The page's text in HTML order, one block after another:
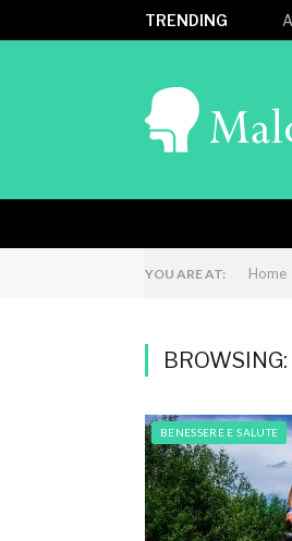
TRENDING
YOU ARE AT: Home
BROWSING:
BENESSERE E SALUTE